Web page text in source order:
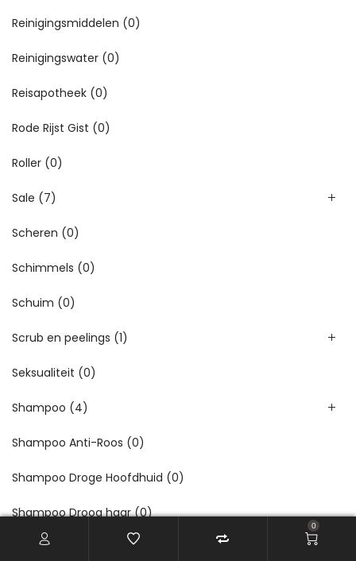
Reinigingsmiddelen (0)
Reinigingswater (0)
Reisapotheek (0)
Rode Rijst Gist (0)
Roller (0)
Sale (7)
Scheren (0)
Schimmels (0)
Schuim (0)
Scrub en peelings (1)
Seksualiteit (0)
Shampoo (4)
Shampoo Anti-Roos (0)
Shampoo Droge Hoofdhuid (0)
Shampoo Droog haar (0)
Shampoo Gevoelige Hoofdhuid
0